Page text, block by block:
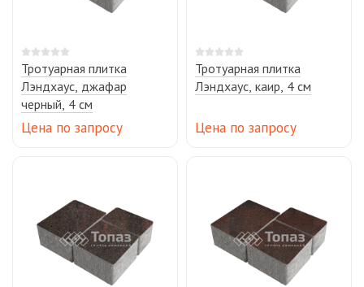
Тротуарная плитка
Лэндхаус, джафар
черный, 4 см
Цена по запросу
Тротуарная плитка
Лэндхаус, каир, 4 см
Цена по запросу